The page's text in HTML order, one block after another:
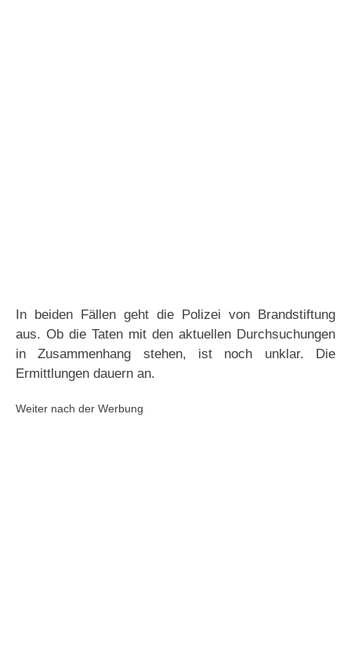
In beiden Fällen geht die Polizei von Brandstiftung
aus. Ob die Taten mit den aktuellen Durchsuchungen
in Zusammenhang stehen, ist noch unklar. Die
Ermittlungen dauern an.
Weiter nach der Werbung